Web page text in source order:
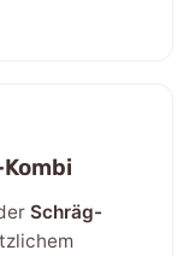
Schräg-